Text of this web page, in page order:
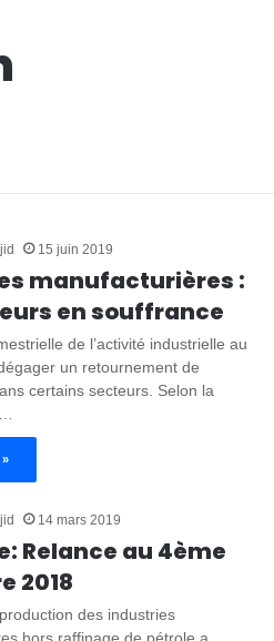
15 juin 2019
manufacturières :
en souffrance
de l’activité industrielle au
un retournement de
certains secteurs. Selon la
14 mars 2019
Relance au 4ème
2018
des industries